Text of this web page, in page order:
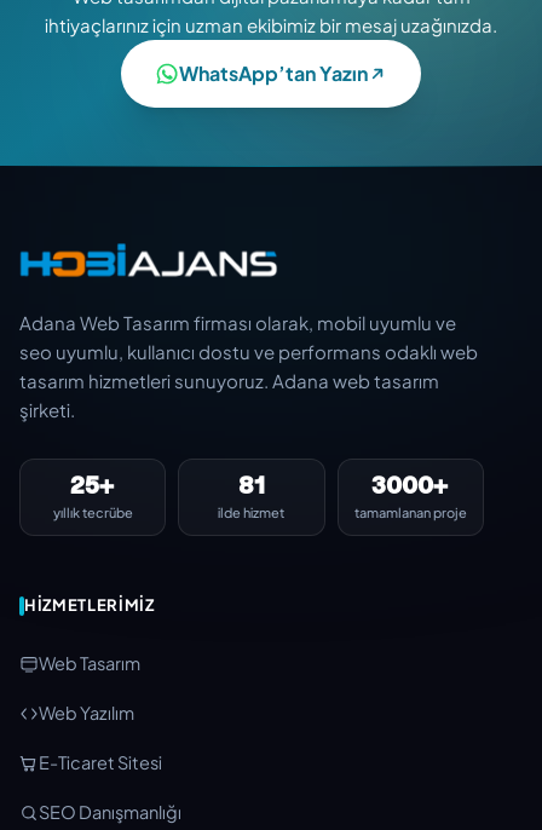
ihtiyaçlarınız için uzman ekibimiz bir mesaj uzağınızda.
WhatsApp’tan Yazın
Adana Web Tasarım firması olarak, mobil uyumlu ve
seo uyumlu, kullanıcı dostu ve performans odaklı web
tasarım hizmetleri sunuyoruz. Adana web tasarım
şirketi.
25+
yıllık tecrübe
81
ilde hizmet
3000+
tamamlanan proje
HIZMETLERIMIZ
Web Tasarım
Web Yazılım
E-Ticaret Sitesi
SEO Danışmanlığı